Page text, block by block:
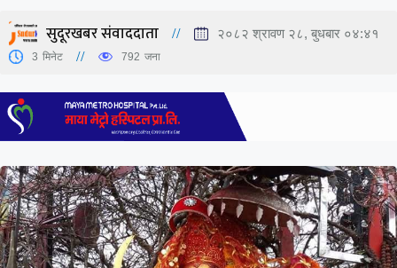
सुदूरखबर संवाददाता २०८२ श्रावण २८, बुधबार ०४:४१
3 मिनेट 792 जना